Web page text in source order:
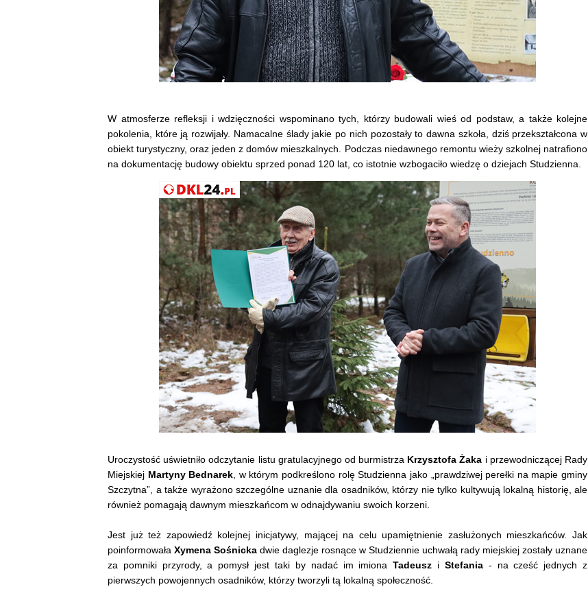
W atmosferze refleksji i wdzięczności wspominano tych, którzy budowali wieś od podstaw, a także kolejne
pokolenia, które ją rozwijały. Namacalne ślady jakie po nich pozostały to dawna szkoła, dziś przekształcona w
obiekt turystyczny, oraz jeden z domów mieszkalnych. Podczas niedawnego remontu wieży szkolnej natrafiono
na dokumentację budowy obiektu sprzed ponad 120 lat, co istotnie wzbogaciło wiedzę o dziejach Studzienna.
Uroczystość uświetniło odczytanie listu gratulacyjnego od burmistrza Krzysztofa Żaka i przewodniczącej Rady
Miejskiej Martyny Bednarek , w którym podkreślono rolę Studzienna jako „prawdziwej perełki na mapie gminy
Szczytna”, a także wyrażono szczególne uznanie dla osadników, którzy nie tylko kultywują lokalną historię, ale
również pomagają dawnym mieszkańcom w odnajdywaniu swoich korzeni.
Jest już też zapowiedź kolejnej inicjatywy, mającej na celu upamiętnienie zasłużonych mieszkańców. Jak
poinformowała Xymena Sośnicka dwie daglezje rosnące w Studziennie uchwałą rady miejskiej zostały uznane
za pomniki przyrody, a pomysł jest taki by nadać im imionaTadeusz i Stefania- na cześć jednych z
pierwszych powojennych osadników, którzy tworzyli tą lokalną społeczność.